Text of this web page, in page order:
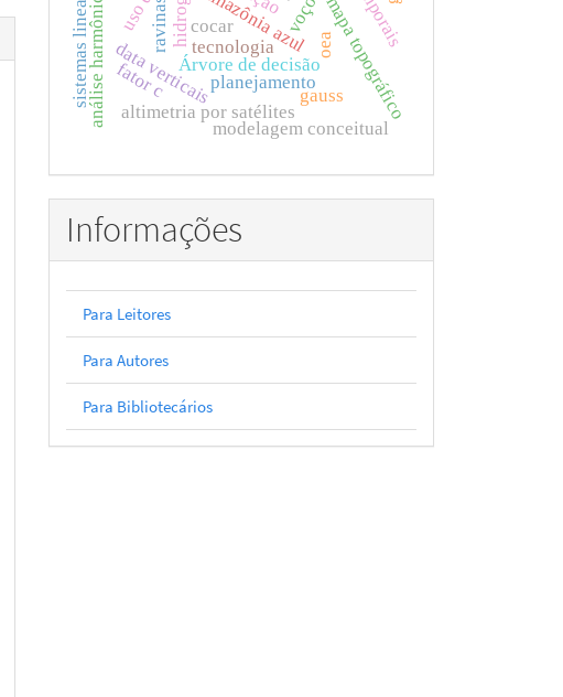
data verticais
amazônia azul
ravinas
Árvore de decisão
altimetria por satélites mapa topográfico
modelagem conceitual
análise harmônica planejamento
cocar
fator c gauss
sistemas lineares tecnologia oea
Informações
Para Leitores
Para Autores
Para Bibliotecários